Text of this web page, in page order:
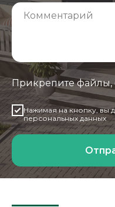
Прикрепите файлы,
Нажимая на кнопку, вы
персональных данных